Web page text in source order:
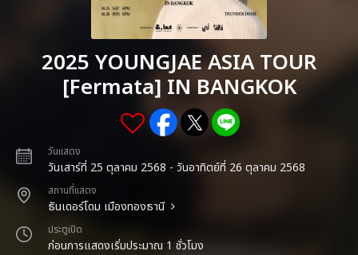
2025 YOUNGJAE ASIA TOUR
[Fermata] IN BANGKOK
วันแสดง
วันเสาร์ที่ 25 ตุลาคม 2568 - วันอาทิตย์ที่ 26 ตุลาคม 2568
สถานที่แสดง
ธันเดอร์โดม เมืองทองธานี
ประตูเปิด
ก่อนการแสดงเริ่มประมาณ 1 ชั่วโมง